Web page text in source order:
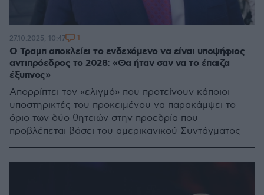
Ο Τραμπ αποκλείει το ενδεχόμενο να είναι υποψήφιος
αντιπρόεδρος το 2028: «Θα ήταν σαν να το έπαιζα
έξυπνος»
Απορρίπτει τον «ελιγμό» που προτείνουν κάποιοι
υποστηρικτές του προκειμένου να παρακάμψει το
όριο των δύο θητειών στην προεδρία που
προβλέπεται βάσει του αμερικανικού Συντάγματος
27.10.2025, 10:47 1